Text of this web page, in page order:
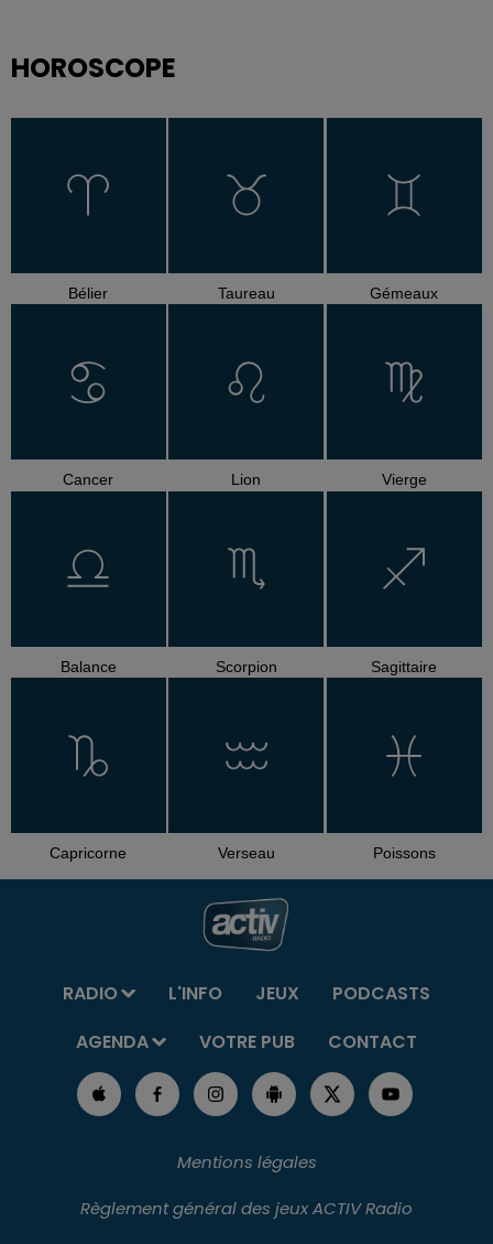
HOROSCOPE
Bélier Taureau Gémeaux
Cancer Lion Vierge
Balance Scorpion Sagittaire
Capricorne Verseau Poissons
RADIO L'INFO JEUX
PODCASTS
AGENDA
VOTRE PUB CONTACT
Mentions légales
Règlement général des jeux ACTIV Radio